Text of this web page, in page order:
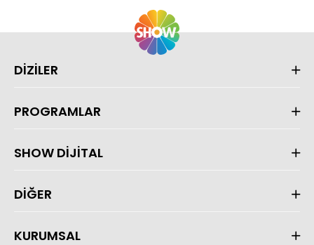
DİZİLER
PROGRAMLAR
SHOW DİJİTAL
DİĞER
KURUMSAL